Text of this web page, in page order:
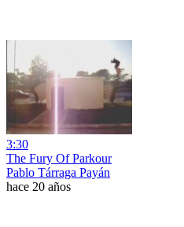
3:30
The Fury Of Parkour
Pablo Tárraga Payán
hace 20 años